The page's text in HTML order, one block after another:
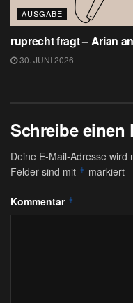
AUSGABE
ruprecht fragt – Arian
30. JUNI 2026
Schreibe einen
Deine E-Mail-Adresse wird
Felder sind mit * markiert
Kommentar *